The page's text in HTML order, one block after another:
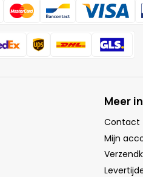
Meer
Contact
Mijn